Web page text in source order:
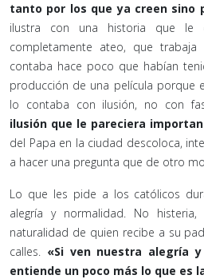
tanto por los que ya creen sino
ilustra con una historia que le
completamente ateo, que
contaba hace poco que habían
producción de una película porque
lo contaba con ilusión, no con
ilusión que le pareciera
del Papa en la ciudad descoloca,
a hacer una pregunta que de otro
Lo que les pide a los católicos
alegría y normalidad. No
naturalidad de quien recibe a su
calles. «Si ven nuestra alegría
entiende un poco más lo que es